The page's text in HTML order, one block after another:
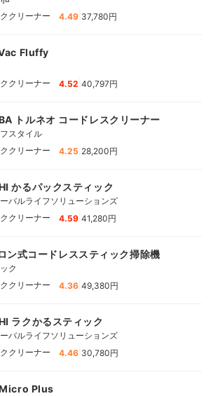
クリーナー
4.49 37,780円
Fluffy
クリーナー
4.52 40,797円
トルネオ コードレスクリーナー
スタイル
クリーナー
4.25 28,200円
かるパックスティック
バルライフソリューションズ
クリーナー
4.59 41,280円
ン式コードレススティック掃除機
ク
クリーナー
4.36 49,380円
ラクかるスティック
バルライフソリューションズ
クリーナー
4.46 30,780円
Plus